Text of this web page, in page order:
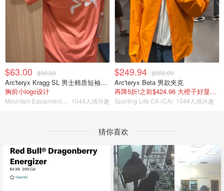
$63.00 $90.00
Arc'teryx Kragg SL 男士棉质短袖T恤
胸前小logo设计
1044人感兴趣
$249.94 $500.00
Arc'teryx Beta 男款夹克
再降5折!之前$424.96 大橙子好显白 蹲补
Sporting Life CA (CA) 1044人感兴趣
猜你喜欢